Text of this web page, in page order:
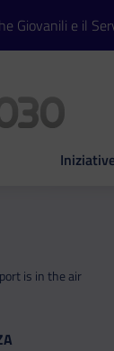
Giovanili e il
Apri
is in the air